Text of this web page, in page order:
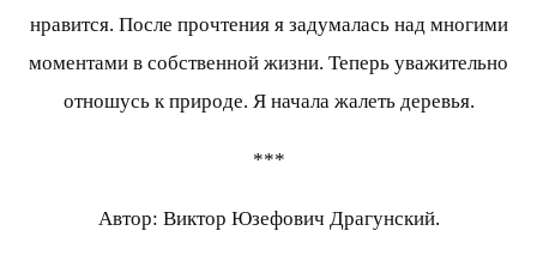
нравится. После прочтения я задумалась над многими
моментами в собственной жизни. Теперь уважительно
отношусь к природе. Я начала жалеть деревья.
***
Автор: Виктор Юзефович Драгунский.